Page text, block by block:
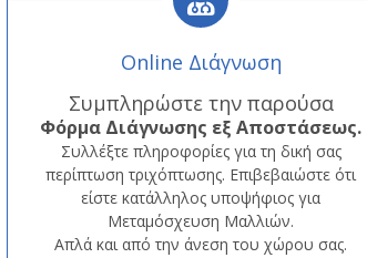
Online Διάγνωση
Συμπληρώστε την παρούσα
Φόρμα Διάγνωσης εξ Αποστάσεως.
Συλλέξτε πληροφορίες για τη δική σας
περίπτωση τριχόπτωσης. Επιβεβαιώστε ότι
είστε κατάλληλος υποψήφιος για
Μεταμόσχευση Μαλλιών.
Απλά και από την άνεση του χώρου σας.